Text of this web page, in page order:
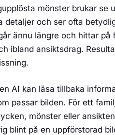
mönster brukar se
detaljer och ser ofta
ännu längre och hittar på
ibland ansiktsdrag.
AI kan läsa tillbaka
passar bilden. För ett
mönster eller
blint på en uppförstorad